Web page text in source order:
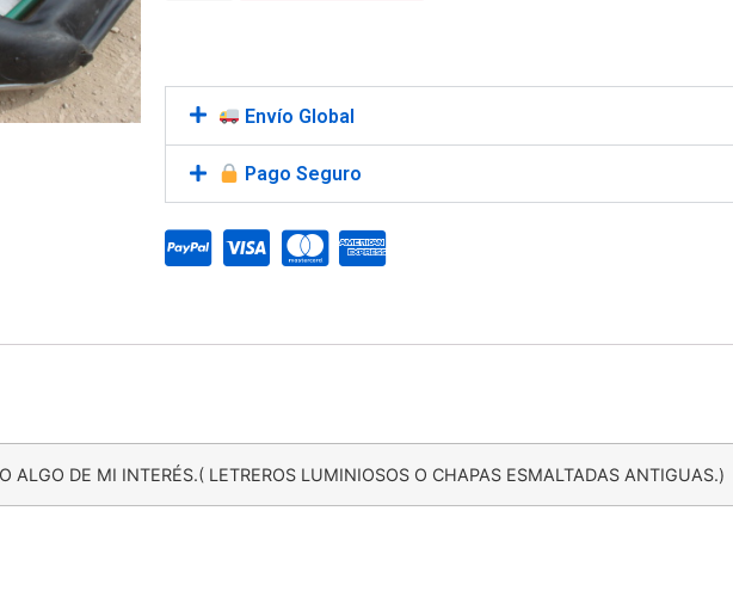
Envío Global
Pago Seguro
ALGO DE MI INTERÉS.( LETREROS LUMINIOSOS O CHAPAS ESMALTADAS ANTIGUAS.)